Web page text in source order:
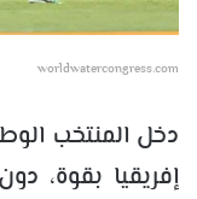
worldwatercongress.com
دخل المنتخب
إفريقيا بقوة،